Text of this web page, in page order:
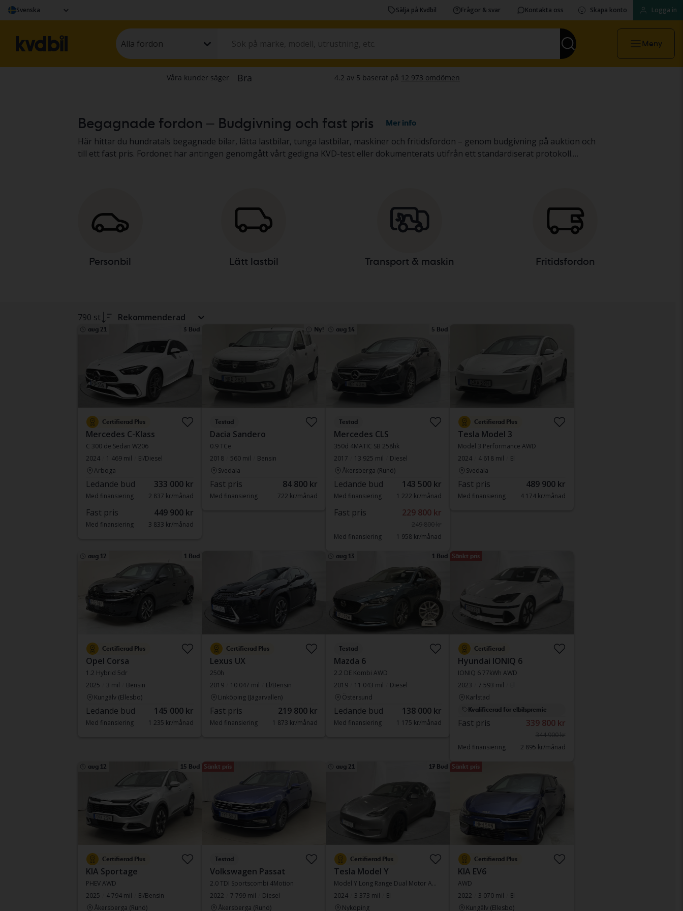
Svenska Sälja på Kvdbil Frågor & svar Kontakta oss Skapa konto Logga in
Alla fordon Meny
Begagnade fordon – Budgivning och fast pris Mer info
Här hittar du hundratals begagnade bilar, lätta lastbilar, tunga lastbilar, maskiner och fritidsfordon – genom budgivning på auktion och
till ett fast pris. Fordonet har antingen genomgått vårt gedigna KVD-test eller dokumenterats utifrån ett standardiserat protokoll.
Personbil Lätt lastbil Transport & maskin Fritidsfordon
790 st Rekommenderad
aug 21 3 Bud
Certifierad Plus
Mercedes C-Klass
C 300 de Sedan W206
2024
1 469 mil
El/Diesel
Arboga
Ledande bud 333 000 kr
Med finansiering 2 837 kr/månad
Fast pris 449 900 kr
Med finansiering 3 833 kr/månad
Ny!
Testad
Dacia Sandero
0.9 TCe
2018
560 mil
Bensin
Svedala
Fast pris 84 800 kr
Med finansiering 722 kr/månad
aug 14 5 Bud
Testad
Mercedes CLS
350d 4MATIC SB 258hk
2017
13 925 mil
Diesel
Åkersberga (Runö)
Ledande bud 143 500 kr
Med finansiering 1 222 kr/månad
Fast pris 229 800 kr
249 800 kr
Med finansiering
1 958 kr/månad
Certifierad Plus
Tesla Model 3
Model 3 Performance AWD
2024
4 618 mil
El
Svedala
Fast pris 489 900 kr
Med finansiering 4 174 kr/månad
aug 12 1 Bud
Certifierad Plus
Opel Corsa
1.2 Hybrid 5dr
2025
3 mil
Bensin
Kungälv (Ellesbo)
Ledande bud 145 000 kr
Med finansiering 1 235 kr/månad
Certifierad Plus
Lexus UX
250h
2019
10 047 mil
El/Bensin
Linköping (Jägarvallen)
Fast pris 219 800 kr
Med finansiering 1 873 kr/månad
aug 13 1 Bud
Testad
Mazda 6
2.2 DE Kombi AWD
2019
11 043 mil
Diesel
Östersund
Ledande bud 138 000 kr
Med finansiering 1 175 kr/månad
Sänkt pris
Certifierad
Hyundai IONIQ 6
IONIQ 6 77kWh AWD
2023
7 593 mil
El
Karlstad
Kvalificerad för elbilspremie
Fast pris 339 800 kr
344 900 kr
Med finansiering
2 895 kr/månad
aug 12 15 Bud
Certifierad Plus
KIA Sportage
PHEV AWD
2025
4 794 mil
El/Bensin
Åkersberga (Runö)
Sänkt pris
Testad
Volkswagen Passat
2.0 TDI Sportscombi 4Motion
2022
7 799 mil
Diesel
Åkersberga (Runö)
aug 21 17 Bud
Certifierad Plus
Tesla Model Y
Model Y Long Range Dual Motor AWD
2024
3 373 mil
El
Nyköping
Sänkt pris
Certifierad Plus
KIA EV6
AWD
2022
3 070 mil
El
Kungälv (Ellesbo)